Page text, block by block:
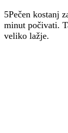
5Pečen kostanj
minut počivati.
veliko lažje.